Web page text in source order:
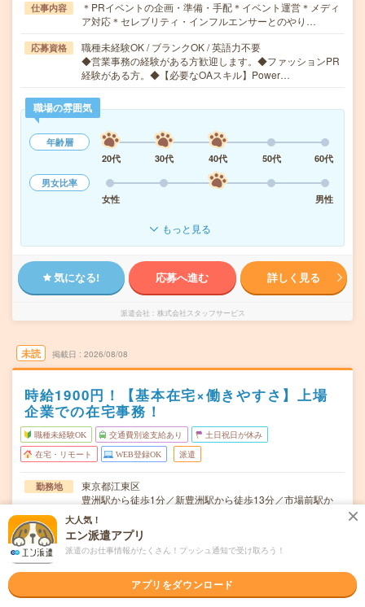
仕事内容
＊PRイベントの企画・準備・手配＊イベント運営＊メディ
ア対応＊セレブリティ・インフルエンサーとのやり…
応募資格
職種未経験OK / ブランクOK / 英語力不要
◆営業事務の経験がある方歓迎します。◆ファッションPR
経験がある方。◆【必要なOAスキル】Power…
職場の雰囲気
年齢層
20代
30代 40代 50代
60代
男女比率
女性
男性
もっと見る
気になる! 応募へ進む 詳しく見る
派遣会社 株式会社スタッフサービス
未読 掲載日 2026/08/08
時給1900円！【基本在宅×働きやすさ】上場
企業での在宅事務！
職種未経験OK 交通費別途支給あり 土日祝日が休み
在宅・リモート WEB登録OK 派遣
勤務地
東京都江東区
豊洲駅から徒歩1分／新豊洲駅から徒歩13分／市場前駅か
ら徒歩19分
曜日頻度 月～金※土日休み！
時間
期間 2026/10/上旬～長期（3カ月以上） ★10月～OK！
大人気！
エン派遣アプリ
派遣のお仕事情報がたくさん！プッシュ通知で受け取ろう！
アプリをダウンロード